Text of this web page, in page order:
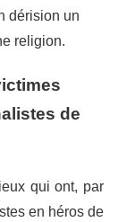
dérision un
religion.
de
qui ont, par
en héros de